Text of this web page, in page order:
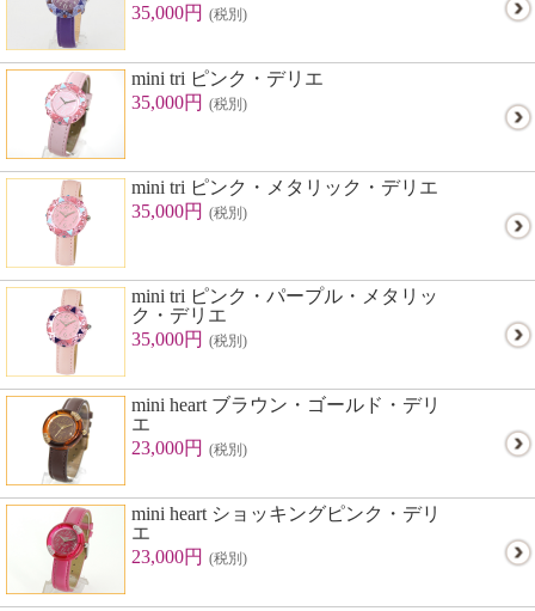
35,000円 (税別)
mini tri ピンク・デリエ
35,000円 (税別)
mini tri ピンク・メタリック・デリエ
35,000円 (税別)
mini tri ピンク・パープル・メタリッ
ク・デリエ
35,000円 (税別)
mini heart ブラウン・ゴールド・デリ
エ
23,000円 (税別)
mini heart ショッキングピンク・デリ
エ
23,000円 (税別)